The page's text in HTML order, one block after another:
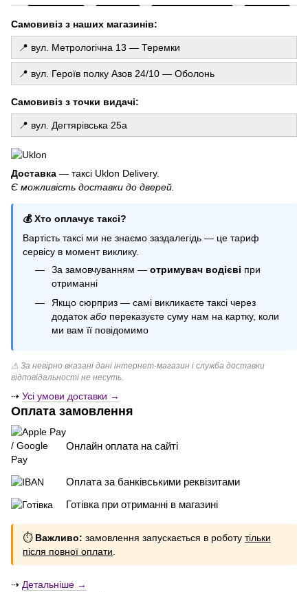
Набір кульок
Купити дощик для фотозони
Прозорі кульки з конфеті
Надувні кульки купити
Воскові свічки купити київ
Кульки до дня народження
Замовити фотозону
Декоративні свічки ручної роботи
Гелеві кульки оболонь
Кульки агат
Кульки щенячий патруль
Гендер кулька
Латексні кульки
Самовивіз з наших магазинів:
📍 вул. Метрологічна 13 — Теремки
📍 вул. Героїв полку Азов 24/10 — Оболонь
Самовивіз з точки видачі:
📍 вул. Дегтярівська 25а
Доставка — таксі Uklon Delivery.
Є можливість доставки до дверей.
💰 Хто оплачує таксі?
Вартість таксі ми не знаємо заздалегідь — це тариф
сервісу в момент виклику.
За замовчуванням — отримувач водієві при
отриманні
Якщо сюрприз — самі викликаєте таксі через
додаток або переказуєте суму нам на картку, коли
ми вам її повідомимо
⚠ За невірно вказані дані інтернет-магазин і служба доставки
відповідальності не несуть.
⇢ Усі умови доставки →
Оплата замовлення
Онлайн оплата на сайті
Оплата за банківськими реквізитами
Готівка при отриманні в магазині
⏱ Важливо: замовлення запускається в роботу тільки
після повної оплати.
⇢ Детальніше →